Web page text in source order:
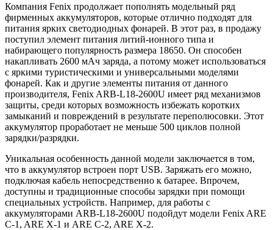
Компания Fenix продолжает пополнять модельный ряд
фирменных аккумуляторов, которые отлично подходят для
питания ярких светодиодных фонарей. В этот раз, в продажу
поступил элемент питания литий-ионного типа и
набирающего популярность размера 18650. Он способен
накапливать 2600 мАч заряда, а потому может использоваться
с яркими туристическими и универсальными моделями
фонарей. Как и другие элементы питания от данного
производителя, Fenix ARB-L18-2600U имеет ряд механизмов
защиты, среди которых возможность избежать коротких
замыканий и повреждений в результате переполюсовки. Этот
аккумулятор проработает не меньше 500 циклов полной
зарядки/разрядки.
Уникальная особенность данной модели заключается в том,
что в аккумулятор встроен порт USB. Заряжать его можно,
подключая кабель непосредственно к батарее. Впрочем,
доступны и традиционные способы зарядки при помощи
специальных устройств. Например, для работы с
аккумуляторами ARB-L18-2600U подойдут модели Fenix ARE
C-1, ARE X-1 и ARE C-2, ARE X-2.